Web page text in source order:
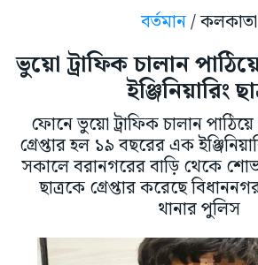
বর্তমান/ কলকাতা
ভুয়ো ট্রাফিক চালান
ইঞ্জিনিয়ারিং
ফোনে ভুয়ো ট্রাফিক চালান পাঠিয়ে
গ্রেপ্তার হল ১৯ বছরের এক
সকালে বরানগরের বাড়ি থেকে
ছাত্রকে গ্রেপ্তার করেছে
থানার পুলিস